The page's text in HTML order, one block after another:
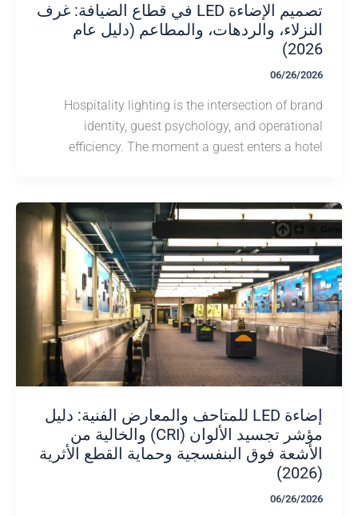
تصميم الإضاءة LED في قطاع الضيافة: غرف
والردهات، والمطاعم (دليل عام
Hospitality lighting is the intersection of
identity, guest psychology, and
efficiency. The moment a guest enters a
إضاءة LED للمتاحف والمعارض الفنية: دليل
مؤشر تجسيد الألوان (CRI) والخالية من
فوق البنفسجية وحماية القطع الأثرية